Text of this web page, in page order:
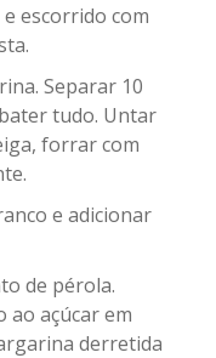
escorrido com
Separar 10
tudo. Untar
forrar com
e adicionar
de pérola.
açúcar em
derretida